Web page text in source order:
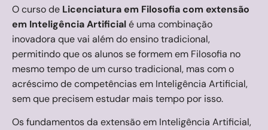
O curso de Licenciatura em Filosofia com extensão
em Inteligência Artificialé uma combinação
inovadora que vai além do ensino tradicional,
permitindo que os alunos se formem em Filosofia no
mesmo tempo de um curso tradicional, mas com o
acréscimo de competências em Inteligência Artificial,
sem que precisem estudar mais tempo por isso.
Os fundamentos da extensão em Inteligência Artificial,